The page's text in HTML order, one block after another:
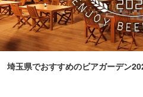
埼玉県でおすすめのビアガーデン